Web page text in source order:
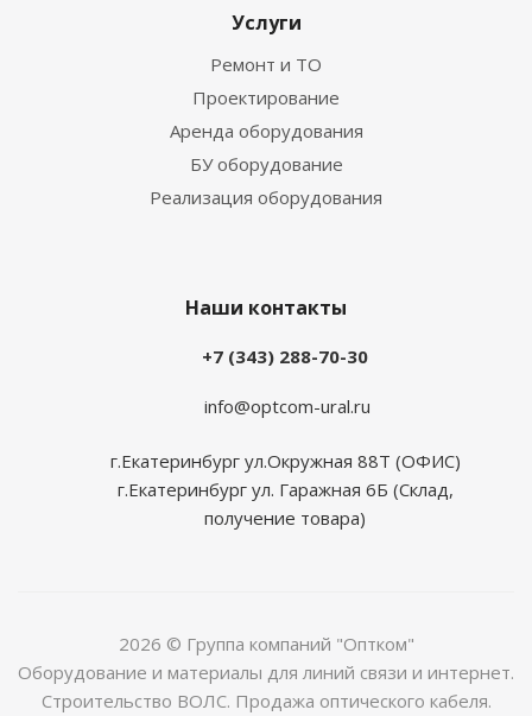
Услуги
Ремонт и ТО
Проектирование
Аренда оборудования
БУ оборудование
Реализация оборудования
Наши контакты
+7 (343) 288-70-30
info@optcom-ural.ru
г.Екатеринбург ул.Окружная 88Т (ОФИС)
г.Екатеринбург ул. Гаражная 6Б (Склад,
получение товара)
2026 © Группа компаний "Оптком"
Оборудование и материалы для линий связи и интернет.
Строительство ВОЛС. Продажа оптического кабеля.